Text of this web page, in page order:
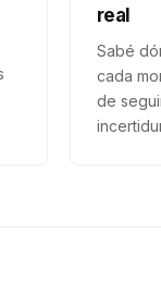
real
Sabé
cada
de